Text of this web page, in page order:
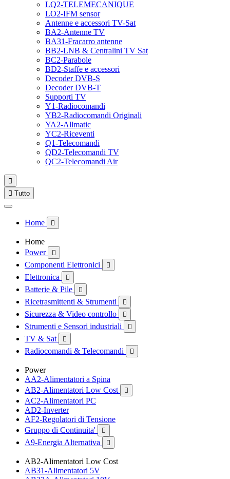
LQ2-TELEMECANIQUE
LO2-IFM sensor
Antenne e accessori TV-Sat
BA2-Antenne TV
BA31-Fracarro antenne
BB2-LNB & Centralini TV Sat
BC2-Parabole
BD2-Staffe e accessori
Decoder DVB-S
Decoder DVB-T
Supporti TV
Y1-Radiocomandi
YB2-Radiocomandi Originali
YA2-Allmatic
YC2-Riceventi
Q1-Telecomandi
QD2-Telecomandi TV
QC2-Telecomandi Air

 Tutto
Home 
Home
Power

Componenti Elettronici 
Elettronica 
Batterie & Pile 
Ricetrasmittenti & Strumenti 
Sicurezza & Video controllo 
Strumenti e Sensori industriali 
TV & Sat 
Radiocomandi & Telecomandi 
Power
AA2-Alimentatori a Spina
AB2-Alimentatori Low Cost

AC2-Alimentatori PC
AD2-Inverter
AF2-Regolatori di Tensione
Gruppo di Continuita'

A9-Energia Alternativa 
AB2-Alimentatori Low Cost
AB31-Alimentatori 5V